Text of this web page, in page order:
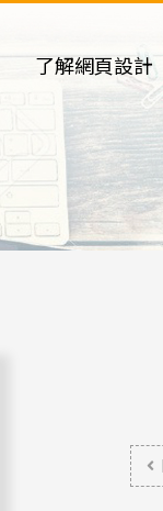
了解網頁設計